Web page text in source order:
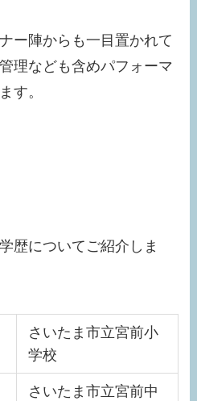
ー陣からも一目置かれて
理なども含めパフォーマ
す。
歴についてご紹介しま
さいたま市立宮前小
学校
さいたま市立宮前中